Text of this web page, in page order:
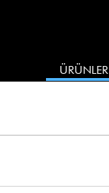
ÜRÜNLER